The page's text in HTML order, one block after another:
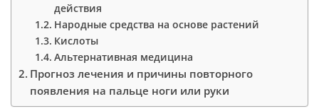
действия
Народные средства на основе растений
Кислоты
Альтернативная медицина
Прогноз лечения и причины повторного
появления на пальце ноги или руки